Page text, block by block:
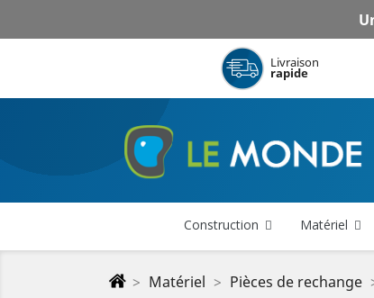
Livraison
rapide
Construction Matériel
Matériel Pièces de rechange